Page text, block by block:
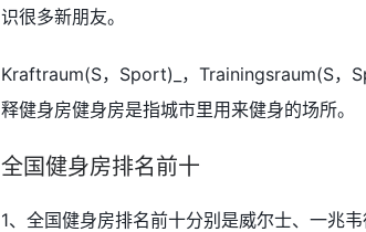
识很多新朋友。
Kraftraum(S，Sport)_，Trainingsraum(S
释健身房健身房是指城市里用来健身的场所。
全国健身房排名前十
1、全国健身房排名前十分别是威尔士、一兆